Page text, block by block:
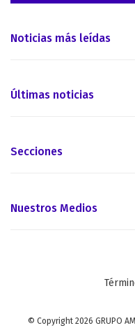
Noticias más leídas
Últimas noticias
Secciones
Nuestros Medios
© Copyright 2026 GRUPO